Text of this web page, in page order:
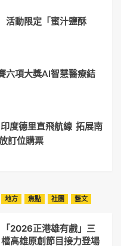
活動限定「蜜汁鹽酥
六項大獎AI智慧醫療結
度德里直飛航線 拓展南
訂位購票
地方 焦點 社團 藝文
「2026正港雄有戲」三
檔高雄原創節目接力登場